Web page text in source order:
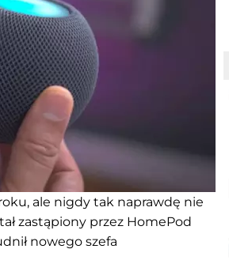
ale nigdy tak naprawdę nie
zastąpiony przez HomePod
nowego szefa